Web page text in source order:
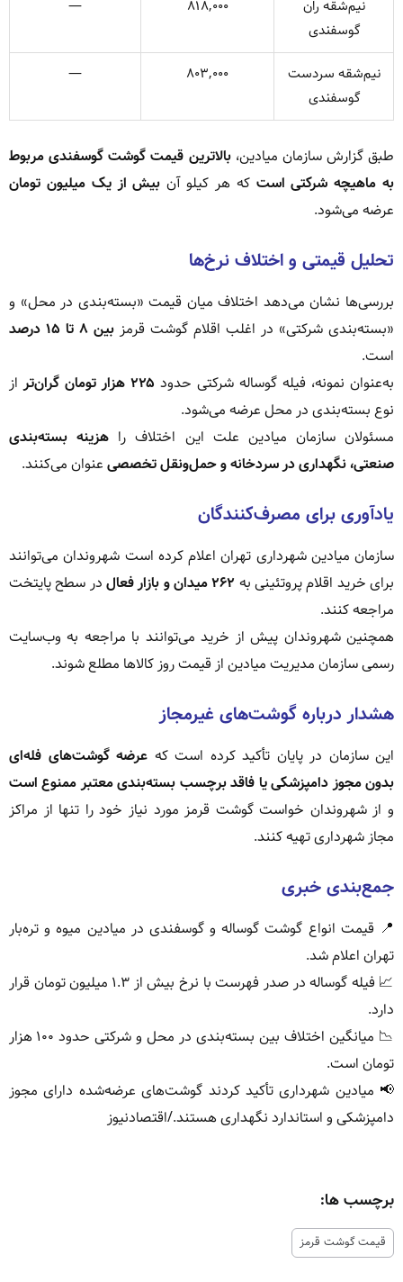
نیم‌شقه ران
گوسفندی
۸۱۸,۰۰۰ —
نیم‌شقه سردست
گوسفندی
۸۰۳,۰۰۰ —
طبق گزارش سازمان میادین،بالاترین قیمت گوشت گوسفندی مربوط
به ماهیچه شرکتی است که هر کیلو آن بیش از یک میلیون تومان
عرضه می‌شود.
تحلیل قیمتی و اختلاف نرخ‌ها
بررسی‌ها نشان می‌دهد اختلاف میان قیمت «بسته‌بندی در محل» و
«بسته‌بندی شرکتی» در اغلب اقلام گوشت قرمز بین ۸ تا ۱۵ درصد
است.
به‌عنوان نمونه، فیله گوساله شرکتی حدود ۲۲۵ هزار تومان گران‌تر
از
نوع بسته‌بندی در محل عرضه می‌شود.
مسئولان سازمان میادین علت این اختلاف را هزینه بسته‌بندی
صنعتی، نگهداری در سردخانه و حمل‌ونقل تخصصی عنوان می‌کنند.
یادآوری برای مصرف‌کنندگان
سازمان میادین شهرداری تهران اعلام کرده است شهروندان می‌توانند
برای خرید اقلام پروتئینی به ۲۶۲ میدان و بازار فعال
در سطح پایتخت
مراجعه کنند.
همچنین شهروندان پیش از خرید می‌توانند با مراجعه به وب‌سایت
رسمی سازمان مدیریت میادین از قیمت روز کالاها مطلع شوند.
هشدار درباره گوشت‌های غیرمجاز
این سازمان در پایان تأکید کرده است که عرضه گوشت‌های فله‌ای
بدون مجوز دامپزشکی یا فاقد برچسب بسته‌بندی معتبر ممنوع است
و از شهروندان خواست گوشت قرمز مورد نیاز خود را تنها از مراکز
مجاز شهرداری تهیه کنند.
جمع‌بندی خبری
📍 قیمت انواع گوشت گوساله و گوسفندی در میادین میوه و تره‌بار
تهران اعلام شد.
📈 فیله گوساله در صدر فهرست با نرخ بیش از ۱.۳ میلیون تومان قرار
دارد.
📉 میانگین اختلاف بین بسته‌بندی در محل و شرکتی حدود ۱۰۰ هزار
تومان است.
📢 میادین شهرداری تأکید کردند گوشت‌های عرضه‌شده دارای مجوز
دامپزشکی و استاندارد نگهداری هستند./اقتصادنیوز
برچسب ها:
قیمت گوشت قرمز